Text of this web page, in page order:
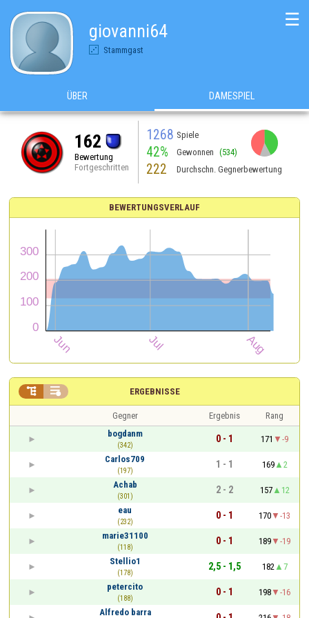
giovanni64
Stammgast
☰
ÜBER DAMESPIEL
162
Bewertung
Fortgeschritten
1268 Spiele
42% Gewonnen (534)
222 Durchschn. Gegnerbewertung
BEWERTUNGSVERLAUF
ERGEBNISSE
 
Gegner Ergebnis
Rang
bogdanm
(342)
0 - 1 171
-9
Carlos709
(197)
1 - 1 169
2
Achab
(301)
2 - 2 157
12
eau
(232)
0 - 1 170
-13
marie31100
(118)
0 - 1 189
-19
Stellio1
(178)
2,5 - 1,5 182
7
petercito
(188)
0 - 1 198
-16
Alfredo barra